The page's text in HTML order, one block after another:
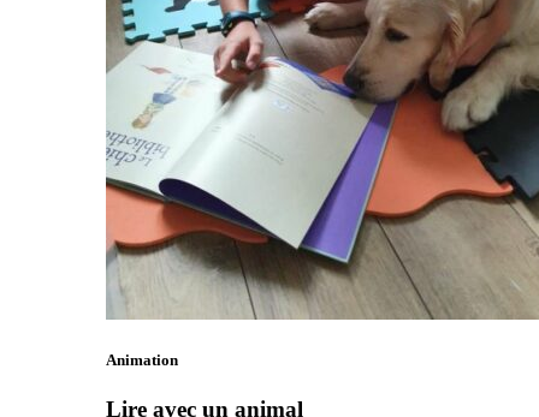
Animation
Lire avec un animal